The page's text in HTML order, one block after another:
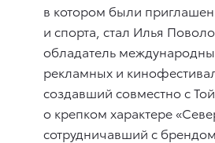
в котором были
и спорта, стал Илья
обладатель
рекламных и
создавший совместно с
о крепком характере
сотрудничавший с